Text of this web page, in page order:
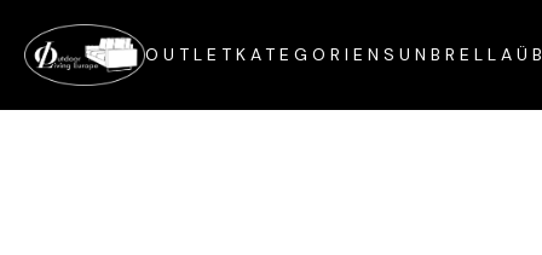
OUTLET KATEGORIEN SUNBRELLA